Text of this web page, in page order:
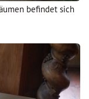
befindet sich